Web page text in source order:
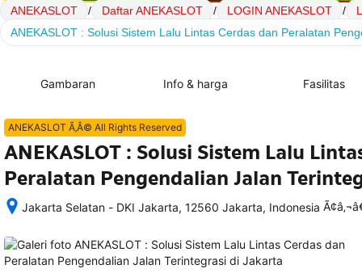
ANEKASLOT / Daftar ANEKASLOT / LOGIN ANEKASLOT /
ANEKASLOT : Solusi Sistem Lalu Lintas Cerdas dan Peralatan
Gambaran Info & harga Fasilitas
ANEKASLOT Ã‚Â© All Rights Reserved
ANEKASLOT : Solusi Sistem Lalu
Peralatan Pengendalian Jalan
Jakarta Selatan - DKI Jakarta, 12560 Jakarta, Indonesia
memesan,
semua